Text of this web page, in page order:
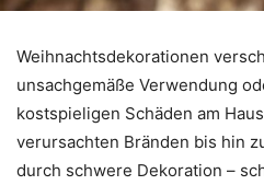
Weihnachtsdekorationen
unsachgemäße Verwendung
kostspieligen Schäden am
verursachten Bränden bis hin
durch schwere Dekoration –